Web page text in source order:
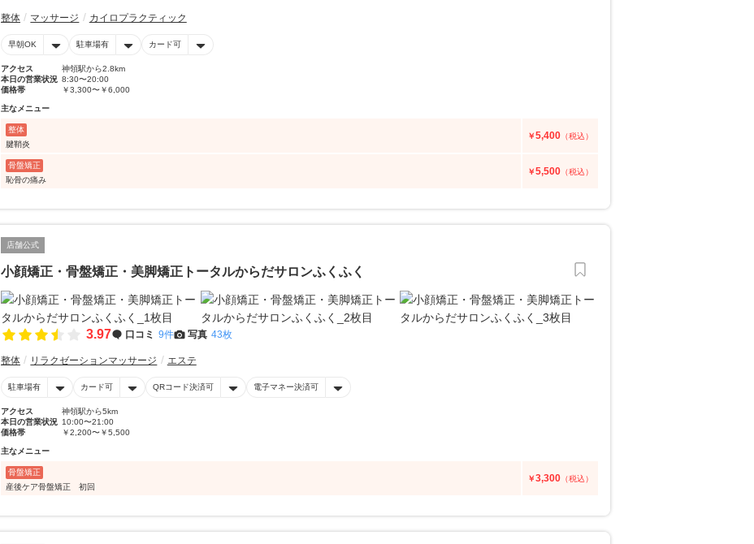
整体 マッサージ カイロプラクティック
早朝OK 駐車場有 カード可
アクセス
神領駅から2.8km
本日の営業状況 8:30〜20:00
価格帯
￥3,300〜￥6,000
主なメニュー
整体
腱鞘炎
￥5,400 （税込）
骨盤矯正
恥骨の痛み
￥5,500 （税込）
店舗公式
小顔矯正・骨盤矯正・美脚矯正トータルからだサロンふくふく
3.97 口コミ 9件 写真 43枚
整体 リラクゼーションマッサージ エステ
駐車場有 カード可 QRコード決済可 電子マネー決済可
アクセス
神領駅から5km
本日の営業状況 10:00〜21:00
価格帯
￥2,200〜￥5,500
主なメニュー
骨盤矯正
産後ケア骨盤矯正 初回
￥3,300 （税込）